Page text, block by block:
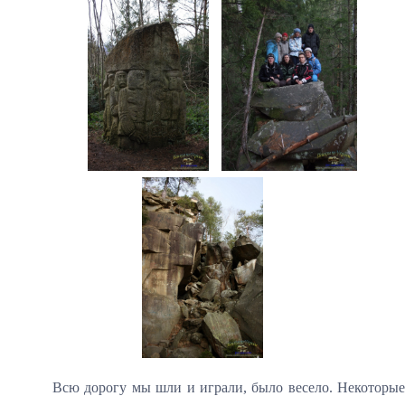
Всю дорогу мы шли и играли, было весело. Некоторые